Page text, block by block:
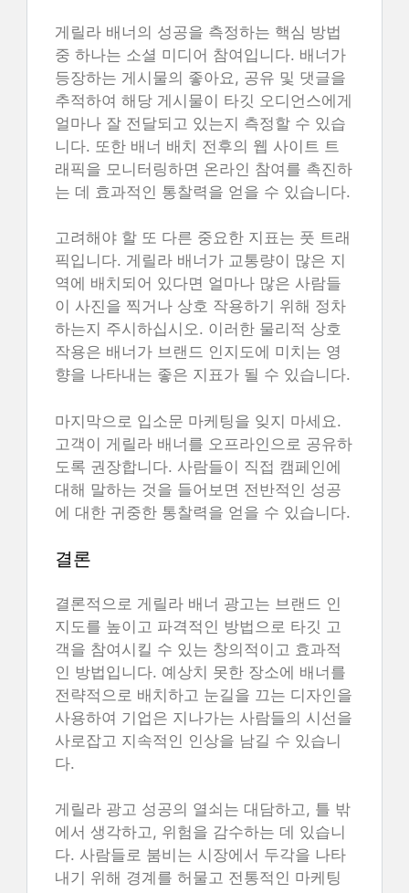
게릴라 배너의 성공을 측정하는 핵심 방법
중 하나는 소셜 미디어 참여입니다. 배너가
등장하는 게시물의 좋아요, 공유 및 댓글을
추적하여 해당 게시물이 타깃 오디언스에게
얼마나 잘 전달되고 있는지 측정할 수 있습
니다. 또한 배너 배치 전후의 웹 사이트 트
래픽을 모니터링하면 온라인 참여를 촉진하
는 데 효과적인 통찰력을 얻을 수 있습니다.
고려해야 할 또 다른 중요한 지표는 풋 트래
픽입니다. 게릴라 배너가 교통량이 많은 지
역에 배치되어 있다면 얼마나 많은 사람들
이 사진을 찍거나 상호 작용하기 위해 정차
하는지 주시하십시오. 이러한 물리적 상호
작용은 배너가 브랜드 인지도에 미치는 영
향을 나타내는 좋은 지표가 될 수 있습니다.
마지막으로 입소문 마케팅을 잊지 마세요.
고객이 게릴라 배너를 오프라인으로 공유하
도록 권장합니다. 사람들이 직접 캠페인에
대해 말하는 것을 들어보면 전반적인 성공
에 대한 귀중한 통찰력을 얻을 수 있습니다.
결론
결론적으로 게릴라 배너 광고는 브랜드 인
지도를 높이고 파격적인 방법으로 타깃 고
객을 참여시킬 수 있는 창의적이고 효과적
인 방법입니다. 예상치 못한 장소에 배너를
전략적으로 배치하고 눈길을 끄는 디자인을
사용하여 기업은 지나가는 사람들의 시선을
사로잡고 지속적인 인상을 남길 수 있습니
다.
게릴라 광고 성공의 열쇠는 대담하고, 틀 밖
에서 생각하고, 위험을 감수하는 데 있습니
다. 사람들로 붐비는 시장에서 두각을 나타
내기 위해 경계를 허물고 전통적인 마케팅